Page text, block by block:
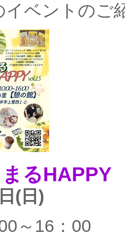
イベントのご
るHAPPY
(日)
～16：00